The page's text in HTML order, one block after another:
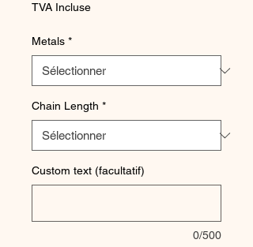
TVA Incluse
Metals *
Chain Length *
Custom text (facultatif)
0/500